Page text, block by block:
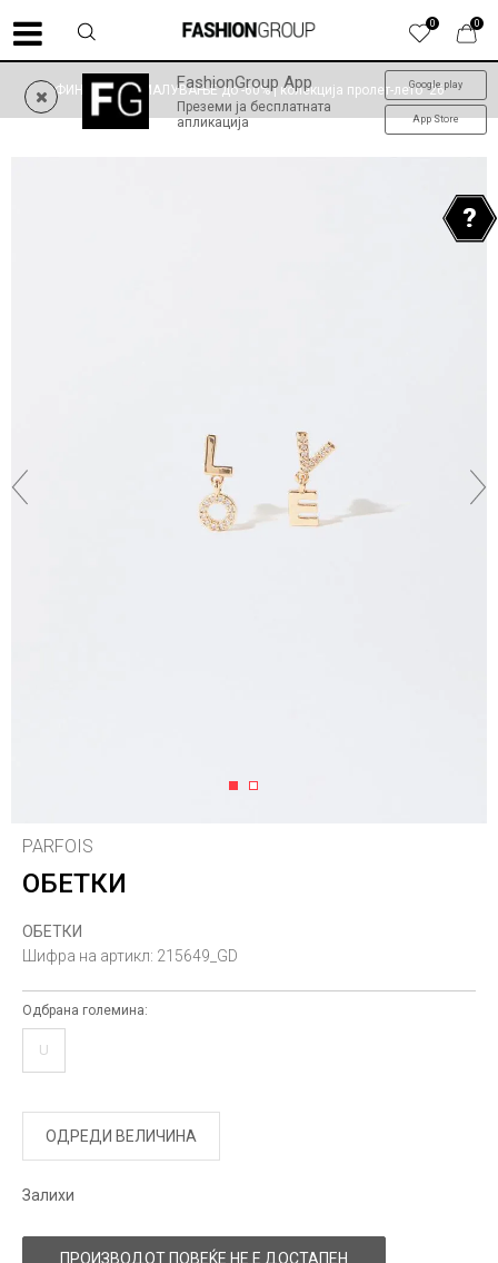
0
0
FashionGroup App
Преземи ја бесплатната
апликација
Google play
App Store
ФИНАЛНО НАМАЛУВАЊЕ до -60% | колекција пролет-лето '26
1 2
PARFOIS
ОБЕТКИ
ОБЕТКИ
Шифра на артикл: 215649_GD
Одбрана големина:
U
ОДРЕДИ ВЕЛИЧИНА
Залихи
ПРОИЗВОДОТ ПОВЕЌЕ НЕ Е ДОСТАПЕН